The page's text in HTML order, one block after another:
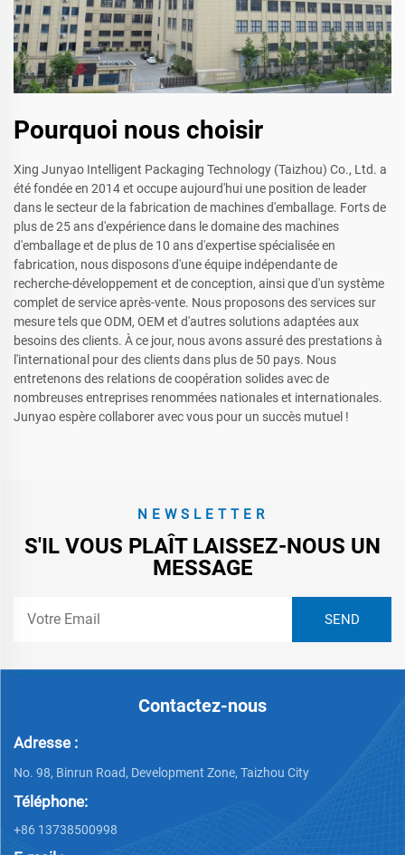
Pourquoi nous choisir
Xing Junyao Intelligent Packaging Technology (Taizhou) Co., Ltd. a
été fondée en 2014 et occupe aujourd'hui une position de leader
dans le secteur de la fabrication de machines d'emballage. Forts de
plus de 25 ans d'expérience dans le domaine des machines
d'emballage et de plus de 10 ans d'expertise spécialisée en
fabrication, nous disposons d'une équipe indépendante de
recherche-développement et de conception, ainsi que d'un système
complet de service après-vente. Nous proposons des services sur
mesure tels que ODM, OEM et d'autres solutions adaptées aux
besoins des clients. À ce jour, nous avons assuré des prestations à
l'international pour des clients dans plus de 50 pays. Nous
entretenons des relations de coopération solides avec de
nombreuses entreprises renommées nationales et internationales.
Junyao espère collaborer avec vous pour un succès mutuel !
NEWSLETTER
S'IL VOUS PLAÎT LAISSEZ-NOUS UN
MESSAGE
Contactez-nous
Adresse :
No. 98, Binrun Road, Development Zone, Taizhou City
Téléphone:
+86 13738500998